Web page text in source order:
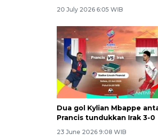
20 July 2026 6:05 WIB
Dua gol Kylian Mbappe
Prancis tundukkan Irak 3-0
23 June 2026 9:08 WIB